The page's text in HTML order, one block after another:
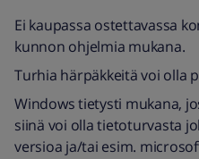
Ei kaupassa ostettavassa
kunnon ohjelmia mukana.
Turhia härpäkkeitä voi olla
Windows tietysti mukana,
siinä voi olla tietoturvasta
versioa ja/tai esim.